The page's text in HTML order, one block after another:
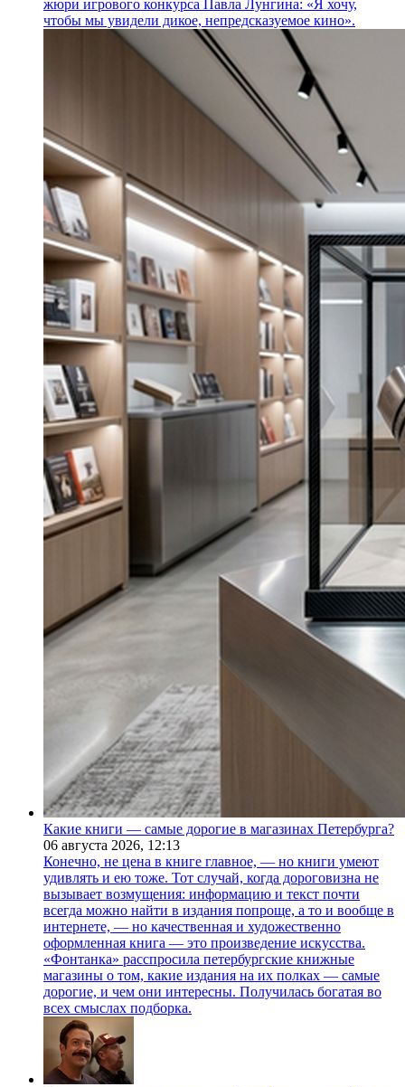
жюри игрового конкурса Павла Лунгина: «Я хочу,
чтобы мы увидели дикое, непредсказуемое кино».
Какие книги — самые дорогие в магазинах Петербурга?
06 августа 2026, 12:13
Конечно, не цена в книге главное, — но книги умеют
удивлять и ею тоже. Тот случай, когда дороговизна не
вызывает возмущения: информацию и текст почти
всегда можно найти в издания попроще, а то и вообще в
интернете, — но качественная и художественно
оформленная книга — это произведение искусства.
«Фонтанка» расспросила петербургские книжные
магазины о том, какие издания на их полках — самые
дорогие, и чем они интересны. Получилась богатая во
всех смыслах подборка.